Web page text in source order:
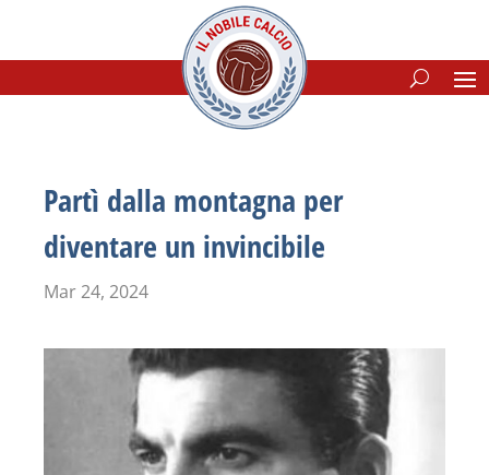
Partì dalla montagna per
diventare un invincibile
Mar 24, 2024